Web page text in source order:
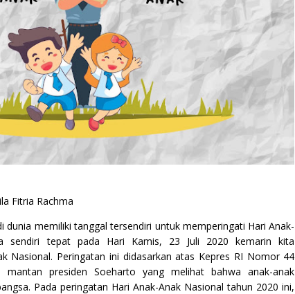
Rachma
dunia memiliki tanggal tersendiri untuk memperingati Hari Anak-
sendiri tepat pada Hari Kamis, 23 Juli 2020 kemarin kita
Nasional. Peringatan ini didasarkan atas Kepres RI Nomor 44
presiden Soeharto yang melihat bahwa anak-anak
Pada peringatan Hari Anak-Anak Nasional tahun 2020 ini,